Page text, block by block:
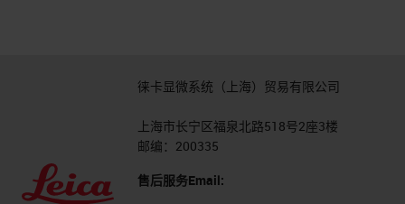
徕卡显微系统（上海）贸易有限公司
上海市长宁区福泉北路518号2座3楼
邮编：200335
售后服务Email: